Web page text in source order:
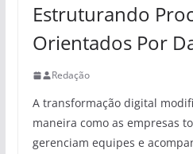
Estruturando
Orientados Por
Redação
A transformação digital
maneira como as empresas
gerenciam equipes e